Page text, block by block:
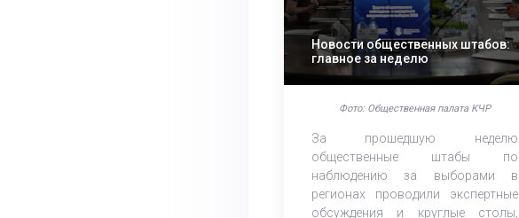
Новости общественных штабов:
главное за неделю
Фото: Общественная палата КЧР
За прошедшую неделю
общественные штабы по
наблюдению за выборами в
регионах проводили экспертные
обсуждения и круглые столы,